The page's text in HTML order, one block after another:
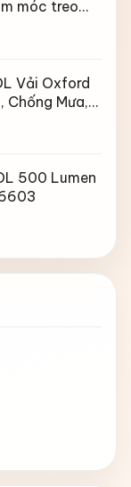
móc treo
Vải Oxford
Chống Mưa,
Có Phản
500 Lumen